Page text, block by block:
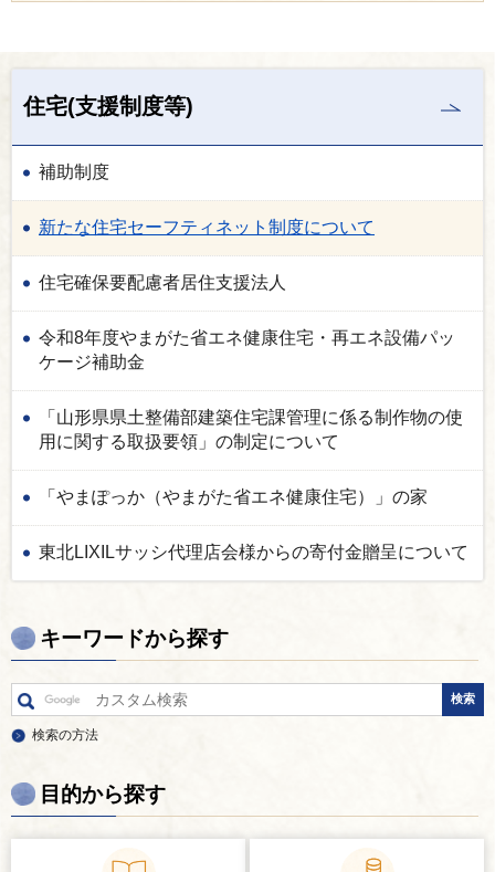
住宅(支援制度等)
補助制度
新たな住宅セーフティネット制度について
住宅確保要配慮者居住支援法人
令和8年度やまがた省エネ健康住宅・再エネ設備パッ
ケージ補助金
「山形県県土整備部建築住宅課管理に係る制作物の使
用に関する取扱要領」の制定について
「やまぽっか（やまがた省エネ健康住宅）」の家
東北LIXILサッシ代理店会様からの寄付金贈呈について
キーワードから探す
検索の方法
目的から探す